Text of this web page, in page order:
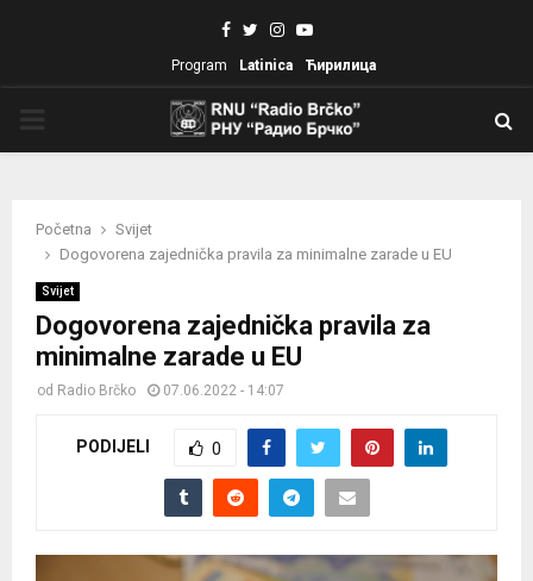
Facebook
TwitterInstagram
Youtube
Program Latinica Ћирилица
Početna
Svijet
Dogovorena zajednička pravila za minimalne zarade u EU
Svijet
Dogovorena zajednička pravila za
minimalne zarade u EU
od Radio Brčko 07.06.2022 - 14:07
PODIJELI 0